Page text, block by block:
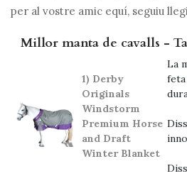
per al vostre amic equí, seguiu
Millor manta de cavalls -
1) Derby
Originals
Windstorm
Premium Horse
and Draft
Winter Blanket
La